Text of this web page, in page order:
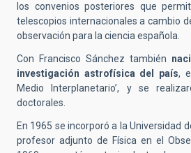
los convenios posteriores que
telescopios internacionales a cambio
observación para la ciencia española.
Con Francisco Sánchez también
investigación astrofísica del país,
Medio Interplanetario’, y se
doctorales.
En 1965 se incorporó a la Universidad
profesor adjunto de Física en el